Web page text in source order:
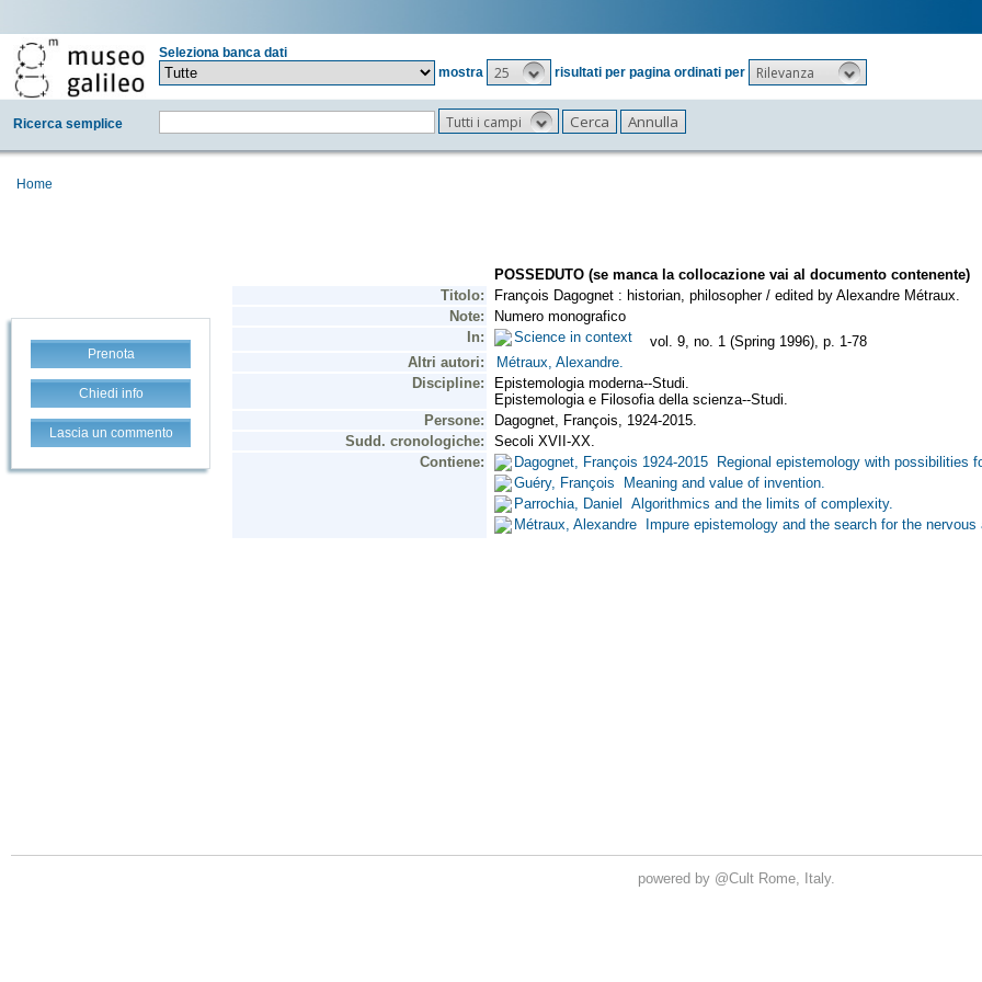
Seleziona banca dati
mostra
25 risultati per pagina ordinati per Rilevanza
Ricerca semplice Tutti i campi
Home
Prenota
Chiedi info
Lascia un commento
powered by @Cult Rome, Italy.